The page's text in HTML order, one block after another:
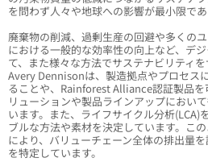
を問わず人々や地球への影響が最小限で
廃棄物の削減、過剰生産の回避や多くの
における一般的な効率性の向上など、デ
て、また様々な方法でサステナビリティ
Avery Dennisonは、製造拠点やプロセス
ることや、Rainforest Alliance認証製品を
リューションや製品ラインアップにおい
います。また、ライフサイクル分析(LCA)
ブルな方法や素材を決定しています。こ
により、バリューチェーン全体の排出量
を特定しています。